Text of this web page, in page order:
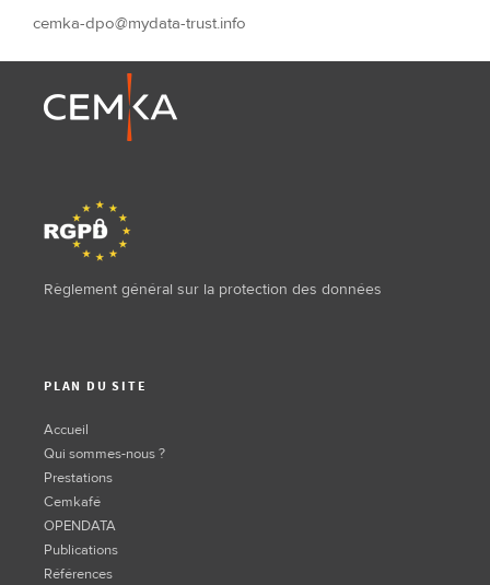
cemka-dpo@mydata-trust.info
Règlement général sur la protection des données
PLAN DU SITE
Accueil
Qui sommes-nous ?
Prestations
Cemkafé
OPENDATA
Publications
Références